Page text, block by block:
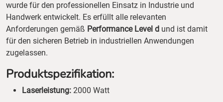
wurde für den professionellen Einsatz in Industrie und
Handwerk entwickelt. Es erfüllt alle relevanten
Anforderungen gemäß Performance Level d und ist damit
für den sicheren Betrieb in industriellen Anwendungen
zugelassen.
Produktspezifikation:
Laserleistung: 2000 Watt